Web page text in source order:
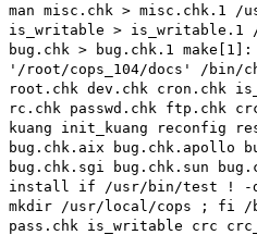
man misc.chk > misc.chk.1 /
is_writable > is_writable.1
bug.chk > bug.chk.1
'/root/cops_104/docs' /bin/
root.chk dev.chk cron.chk
rc.chk passwd.chk ftp.chk
kuang init_kuang reconfig
bug.chk.aix bug.chk.apollo
bug.chk.sgi bug.chk.sun
install if /usr/bin/test ! -d
mkdir /usr/local/cops ; fi /
pass.chk is_writable crc